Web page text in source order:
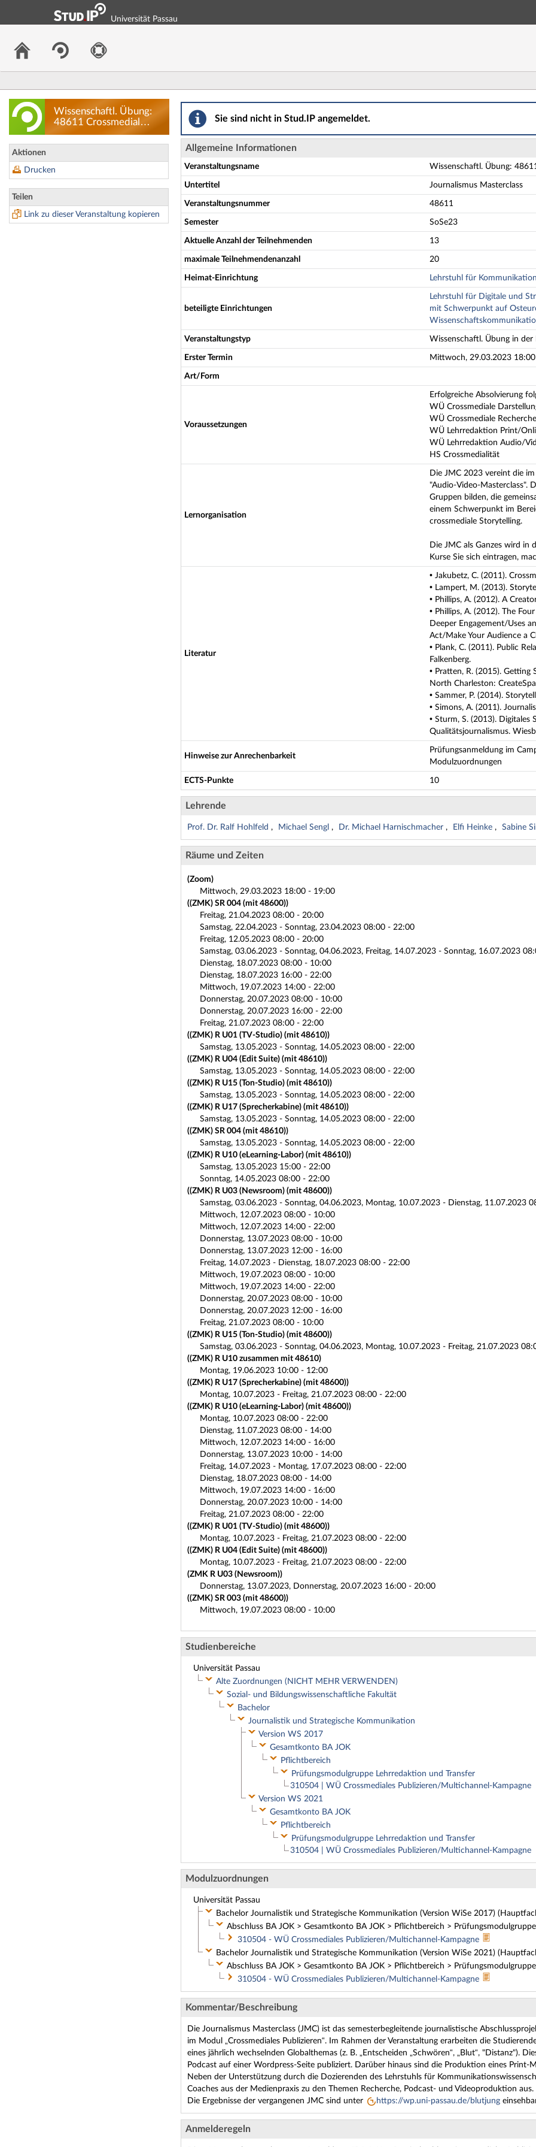
Hauptnavigation
Universität Passau
Wissenschaftl. Übung:
48611 Crossmedial
Publizieren:
Journalismus
Aktionen
Drucken
Teilen
Link zu dieser Veranstaltung kopieren
Wissenschaftl. Übung: 48611 Crossmedial Publizieren: Journalismus
Sie sind nicht in Stud.IP angemeldet.
Allgemeine Informationen
Veranstaltungsname Wissenschaftl. Übung:
Untertitel Journalismus Masterclass
Veranstaltungsnummer 48611
Semester SoSe23
Aktuelle Anzahl der Teilnehmenden 13
maximale Teilnehmendenanzahl 20
Heimat-Einrichtung Lehrstuhl für
beteiligte Einrichtungen
Lehrstuhl für Digitale und
mit Schwerpunkt auf
Veranstaltungstyp Wissenschaftl. Übung in der
Erster Termin Mittwoch, 29.03.2023
Art/Form
Voraussetzungen
Erfolgreiche Absolvierung
WÜ Crossmediale
WÜ Crossmediale Recherche
WÜ Lehrredaktion Print/
WÜ Lehrredaktion Audio/
HS Crossmedialität
Lernorganisation
Die JMC 2023 vereint die
"Audio-Video-Masterclass".
Gruppen bilden, die
einem Schwerpunkt im
crossmediale Storytelling.
Die JMC als Ganzes wird in
Kurse Sie sich eintragen,
Literatur
• Jakubetz, C. (2011).
• Lampert, M. (2013).
• Phillips, A. (2012). A
• Phillips, A. (2012). The
Deeper Engagement/Uses
Act/Make Your Audience a
• Plank, C. (2011). Public
Falkenberg.
• Pratten, R. (2015). Getting
North Charleston:
• Sammer, P. (2014).
• Simons, A. (2011).
• Sturm, S. (2013). Digitales
Qualitätsjournalismus.
Hinweise zur Anrechenbarkeit
Prüfungsanmeldung im
Modulzuordnungen
ECTS-Punkte 10
Lehrende
Prof. Dr. Ralf Hohlfeld Michael Sengl Dr. Michael Harnischmacher Elfi Heinke Sabine
Räume und Zeiten
(Zoom)
Mittwoch, 29.03.2023 18:00 - 19:00
((ZMK) SR 004 (mit 48600))
Freitag, 21.04.2023 08:00 - 20:00
Samstag, 22.04.2023 - Sonntag, 23.04.2023 08:00 - 22:00
Freitag, 12.05.2023 08:00 - 20:00
Samstag, 03.06.2023 - Sonntag, 04.06.2023, Freitag, 14.07.2023 - Sonntag, 16.07.2023
Dienstag, 18.07.2023 08:00 - 10:00
Dienstag, 18.07.2023 16:00 - 22:00
Mittwoch, 19.07.2023 14:00 - 22:00
Donnerstag, 20.07.2023 08:00 - 10:00
Donnerstag, 20.07.2023 16:00 - 22:00
Freitag, 21.07.2023 08:00 - 22:00
((ZMK) R U01 (TV-Studio) (mit 48610))
Samstag, 13.05.2023 - Sonntag, 14.05.2023 08:00 - 22:00
((ZMK) R U04 (Edit Suite) (mit 48610))
Samstag, 13.05.2023 - Sonntag, 14.05.2023 08:00 - 22:00
((ZMK) R U15 (Ton-Studio) (mit 48610))
Samstag, 13.05.2023 - Sonntag, 14.05.2023 08:00 - 22:00
((ZMK) R U17 (Sprecherkabine) (mit 48610))
Samstag, 13.05.2023 - Sonntag, 14.05.2023 08:00 - 22:00
((ZMK) SR 004 (mit 48610))
Samstag, 13.05.2023 - Sonntag, 14.05.2023 08:00 - 22:00
((ZMK) R U10 (eLearning-Labor) (mit 48610))
Samstag, 13.05.2023 15:00 - 22:00
Sonntag, 14.05.2023 08:00 - 22:00
((ZMK) R U03 (Newsroom) (mit 48600))
Samstag, 03.06.2023 - Sonntag, 04.06.2023, Montag, 10.07.2023 - Dienstag, 11.07.2023
Mittwoch, 12.07.2023 08:00 - 10:00
Mittwoch, 12.07.2023 14:00 - 22:00
Donnerstag, 13.07.2023 08:00 - 10:00
Donnerstag, 13.07.2023 12:00 - 16:00
Freitag, 14.07.2023 - Dienstag, 18.07.2023 08:00 - 22:00
Mittwoch, 19.07.2023 08:00 - 10:00
Mittwoch, 19.07.2023 14:00 - 22:00
Donnerstag, 20.07.2023 08:00 - 10:00
Donnerstag, 20.07.2023 12:00 - 16:00
Freitag, 21.07.2023 08:00 - 10:00
((ZMK) R U15 (Ton-Studio) (mit 48600))
Samstag, 03.06.2023 - Sonntag, 04.06.2023, Montag, 10.07.2023 - Freitag, 21.07.2023
((ZMK) R U10 zusammen mit 48610)
Montag, 19.06.2023 10:00 - 12:00
((ZMK) R U17 (Sprecherkabine) (mit 48600))
Montag, 10.07.2023 - Freitag, 21.07.2023 08:00 - 22:00
((ZMK) R U10 (eLearning-Labor) (mit 48600))
Montag, 10.07.2023 08:00 - 22:00
Dienstag, 11.07.2023 08:00 - 14:00
Mittwoch, 12.07.2023 14:00 - 16:00
Donnerstag, 13.07.2023 10:00 - 14:00
Freitag, 14.07.2023 - Montag, 17.07.2023 08:00 - 22:00
Dienstag, 18.07.2023 08:00 - 14:00
Mittwoch, 19.07.2023 14:00 - 16:00
Donnerstag, 20.07.2023 10:00 - 14:00
Freitag, 21.07.2023 08:00 - 22:00
((ZMK) R U01 (TV-Studio) (mit 48600))
Montag, 10.07.2023 - Freitag, 21.07.2023 08:00 - 22:00
((ZMK) R U04 (Edit Suite) (mit 48600))
Montag, 10.07.2023 - Freitag, 21.07.2023 08:00 - 22:00
(ZMK R U03 (Newsroom))
Donnerstag, 13.07.2023, Donnerstag, 20.07.2023 16:00 - 20:00
((ZMK) SR 003 (mit 48600))
Mittwoch, 19.07.2023 08:00 - 10:00
Studienbereiche
Universität Passau
Alte Zuordnungen (NICHT MEHR VERWENDEN)
Sozial- und Bildungswissenschaftliche Fakultät
Bachelor
Journalistik und Strategische Kommunikation
Version WS 2017
Gesamtkonto BA JOK
Pflichtbereich
Prüfungsmodulgruppe Lehrredaktion und Transfer
310504 | WÜ Crossmediales Publizieren/Multichannel-Kampagne
Version WS 2021
Gesamtkonto BA JOK
Pflichtbereich
Prüfungsmodulgruppe Lehrredaktion und Transfer
310504 | WÜ Crossmediales Publizieren/Multichannel-Kampagne
Modulzuordnungen
Universität Passau
Bachelor Journalistik und Strategische Kommunikation (Version WiSe 2017)
Abschluss BA JOK > Gesamtkonto BA JOK > Pflichtbereich >
310504 - WÜ Crossmediales Publizieren/Multichannel-Kampagne
Bachelor Journalistik und Strategische Kommunikation (Version WiSe 2021)
Abschluss BA JOK > Gesamtkonto BA JOK > Pflichtbereich >
310504 - WÜ Crossmediales Publizieren/Multichannel-Kampagne
Kommentar/Beschreibung
Die Journalismus Masterclass (JMC) ist das semesterbegleitende journalistische
im Modul „Crossmediales Publizieren“. Im Rahmen der Veranstaltung erarbeiten die
eines jährlich wechselnden Globalthemas (z. B. „Entscheiden „Schwören“, „Blut“, "Distanz").
Podcast auf einer Wordpress-Seite publiziert. Darüber hinaus sind die Produktion eines Print-
Neben der Unterstützung durch die Dozierenden des Lehrstuhls für
Coaches aus der Medienpraxis zu den Themen Recherche, Podcast- und Videoproduktion aus.
Die Ergebnisse der vergangenen JMC sind unter
https://wp.uni-passau.de/blutjung
Anmelderegeln